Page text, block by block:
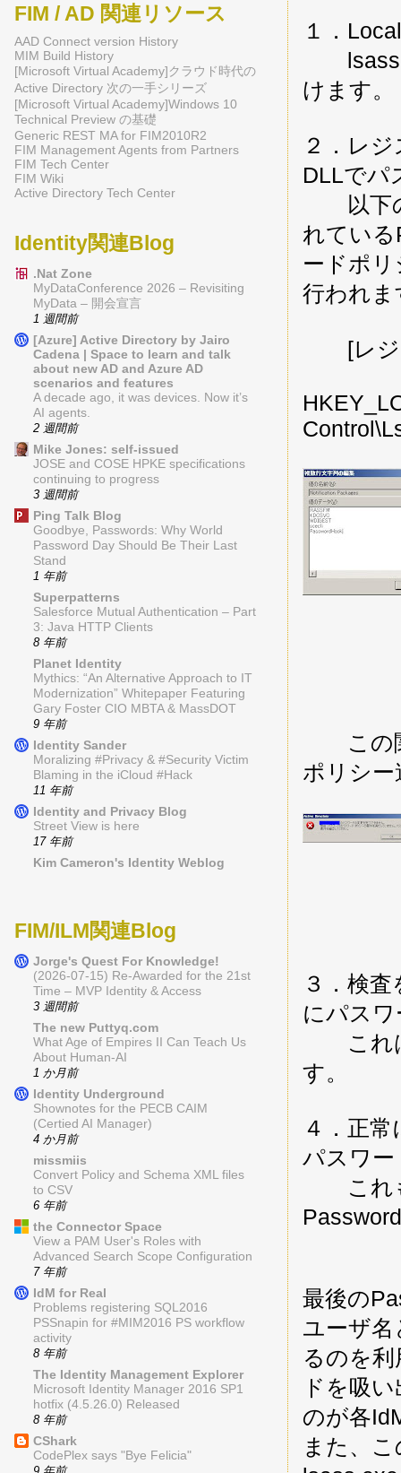
１．
けます。
２．レ
DLLでパ
以下の
れている
ードポ
行われま
[レジ
この関
ポリシ
３．検
にパス
これは
す。
４．正
パスワー
これも
最後の
ユーザ
るのを
ドを吸
のが各
また、
FIM / AD 関連リソース
AAD Connect version History
MIM Build History
[Microsoft Virtual Academy]クラウド時代の
Active Directory 次の一手シリーズ
[Microsoft Virtual Academy]Windows 10
Technical Preview の基礎
Generic REST MA for FIM2010R2
FIM Management Agents from Partners
FIM Tech Center
FIM Wiki
Active Directory Tech Center
Identity関連Blog
.Nat Zone
MyDataConference 2026 – Revisiting
MyData – 開会宣言
1 週間前
[Azure] Active Directory by Jairo
Cadena | Space to learn and talk
about new AD and Azure AD
scenarios and features
A decade ago, it was devices. Now it’s
AI agents.
2 週間前
Mike Jones: self-issued
JOSE and COSE HPKE specifications
continuing to progress
3 週間前
Ping Talk Blog
Goodbye, Passwords: Why World
Password Day Should Be Their Last
Stand
1 年前
Superpatterns
Salesforce Mutual Authentication – Part
3: Java HTTP Clients
8 年前
Planet Identity
Mythics: “An Alternative Approach to IT
Modernization” Whitepaper Featuring
Gary Foster CIO MBTA & MassDOT
9 年前
Identity Sander
Moralizing #Privacy & #Security Victim
Blaming in the iCloud #Hack
11 年前
Identity and Privacy Blog
Street View is here
17 年前
Kim Cameron's Identity Weblog
FIM/ILM関連Blog
Jorge's Quest For Knowledge!
(2026-07-15) Re-Awarded for the 21st
Time – MVP Identity & Access
3 週間前
The new Puttyq.com
What Age of Empires II Can Teach Us
About Human-AI
1 か月前
Identity Underground
Shownotes for the PECB CAIM
(Certied AI Manager)
4 か月前
missmiis
Convert Policy and Schema XML files
to CSV
6 年前
the Connector Space
View a PAM User's Roles with
Advanced Search Scope Configuration
7 年前
IdM for Real
Problems registering SQL2016
PSSnapin for #MIM2016 PS workflow
activity
8 年前
The Identity Management Explorer
Microsoft Identity Manager 2016 SP1
hotfix (4.5.26.0) Released
8 年前
CShark
CodePlex says "Bye Felicia"